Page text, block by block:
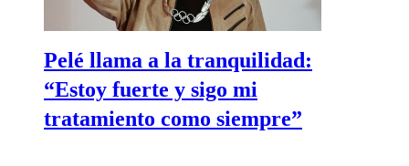
Pelé llama a la tranquilidad:
“Estoy fuerte y sigo mi
tratamiento como siempre”